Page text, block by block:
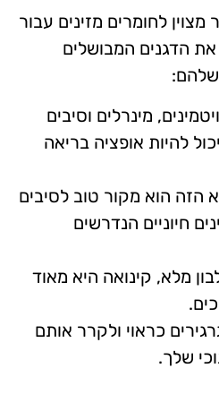
מצוין לחומרים מזינים עבור
את הדגנים המבושלים
מינרלים וסיבים
להיות אופציה בריאה
הזה הוא מקור טוב לסיבים
חיוניים הנדרשים
מלא, קינואה היא מאוד
כראוי ולקרר אותם
שלך.